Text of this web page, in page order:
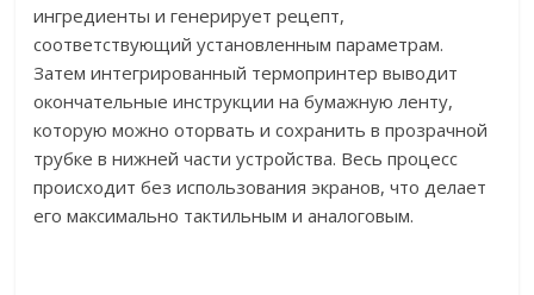
ингредиенты и генерирует рецепт,
соответствующий установленным параметрам.
Затем интегрированный термопринтер выводит
окончательные инструкции на бумажную ленту,
которую можно оторвать и сохранить в прозрачной
трубке в нижней части устройства. Весь процесс
происходит без использования экранов, что делает
его максимально тактильным и аналоговым.